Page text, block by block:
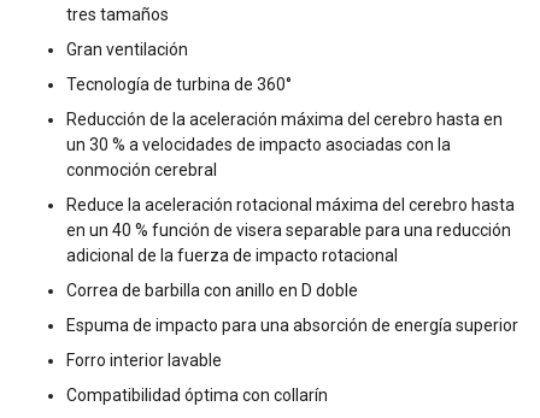
tres tamaños
Gran ventilación
Tecnología de turbina de 360°
Reducción de la aceleración máxima del cerebro hasta en
un 30 % a velocidades de impacto asociadas con la
conmoción cerebral
Reduce la aceleración rotacional máxima del cerebro hasta
en un 40 % función de visera separable para una reducción
adicional de la fuerza de impacto rotacional
Correa de barbilla con anillo en D doble
Espuma de impacto para una absorción de energía superior
Forro interior lavable
Compatibilidad óptima con collarín